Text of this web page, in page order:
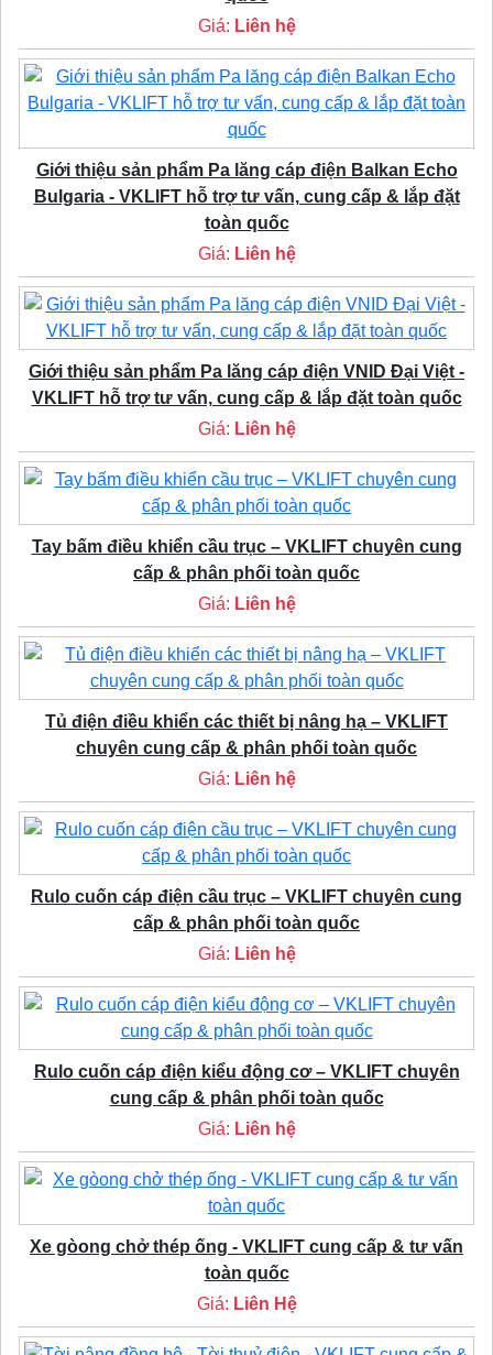
Giá: Liên hệ
Giới thiệu sản phẩm Pa lăng cáp điện Balkan Echo
Bulgaria - VKLIFT hỗ trợ tư vấn, cung cấp & lắp đặt
toàn quốc
Giá: Liên hệ
Giới thiệu sản phẩm Pa lăng cáp điện VNID Đại Việt -
VKLIFT hỗ trợ tư vấn, cung cấp & lắp đặt toàn quốc
Giá: Liên hệ
Tay bấm điều khiển cầu trục – VKLIFT chuyên cung
cấp & phân phối toàn quốc
Giá: Liên hệ
Tủ điện điều khiển các thiết bị nâng hạ – VKLIFT
chuyên cung cấp & phân phối toàn quốc
Giá: Liên hệ
Rulo cuốn cáp điện cầu trục – VKLIFT chuyên cung
cấp & phân phối toàn quốc
Giá: Liên hệ
Rulo cuốn cáp điện kiểu động cơ – VKLIFT chuyên
cung cấp & phân phối toàn quốc
Giá: Liên hệ
Xe gòong chở thép ống - VKLIFT cung cấp & tư vấn
toàn quốc
Giá: Liên Hệ